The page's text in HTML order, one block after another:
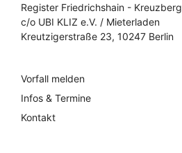
Register Friedrichshain - Kreuzberg
c/o UBI KLIZ e.V. / Mieterladen
Kreutzigerstraße 23, 10247 Berlin
Vorfall melden
Infos & Termine
Kontakt